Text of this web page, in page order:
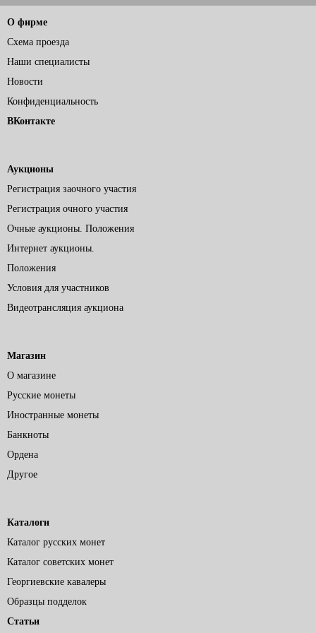
О фирме
Схема проезда
Наши специалисты
Новости
Конфиденциальность
ВКонтакте
Аукционы
Регистрация заочного участия
Регистрация очного участия
Очные аукционы. Положения
Интернет аукционы.
Положения
Условия для участников
Видеотрансляция аукциона
Магазин
О магазине
Русские монеты
Иностранные монеты
Банкноты
Ордена
Другое
Каталоги
Каталог русских монет
Каталог советских монет
Георгиевские кавалеры
Образцы подделок
Статьи